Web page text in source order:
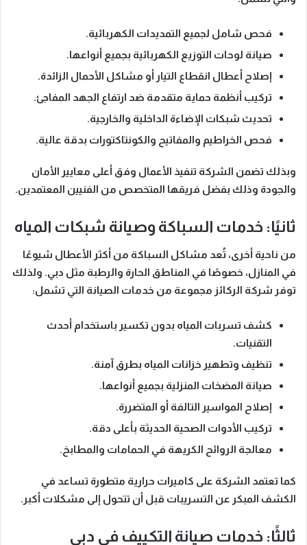
فحص شامل لجميع التمديدات الكهربائية.
صيانة لوحات التوزيع الكهربائية بجميع أنواعها.
إصلاح أعطال انقطاع التيار أو مشاكل الأحمال الزائدة.
تركيب أنظمة حماية متقدمة ضد ارتفاع الجهد المفاجئ.
تحديث شبكات الإضاءة الداخلية والخارجية.
فحص الخراطيم والمفاتيح والكونتاكتورات بدقة عالية.
وبذلك تضمن الشركة تنفيذ الأعمال وفق أعلى معايير الأمان
والجودة وذلك بفضل فريقها المتخصص من الفنيين المعتمدين.
ثانيًا: خدمات السباكة وصيانة شبكات المياه
من ناحية أخرى، تُعد مشاكل السباكة من أكثر الأعطال شيوعًا
في المنازل، خصوصًا في المناطق الحارة والرطبة مثل دبي. ولذلك
توفر شركة الركائز مجموعة من خدمات الصيانة التي تشمل:
كشف تسربات المياه بدون تكسير باستخدام أحدث
التقنيات.
تنظيف وتطهير خزانات المياه بطرق آمنة.
صيانة المضخات المنزلية بجميع أنواعها.
إصلاح المواسير التالفة أو المتضررة.
تركيب الأدوات الصحية الحديثة بأعلى دقة.
معالجة الروائح الكريهة في الحمامات والمطابخ.
كما تعتمد الشركة على كاميرات حرارية متطورة تساعد في
الكشف المبكر عن التسريبات قبل أن تتحول إلى مشكلات أكبر.
ثالثًا: خدمات صيانة التكييف في دبي